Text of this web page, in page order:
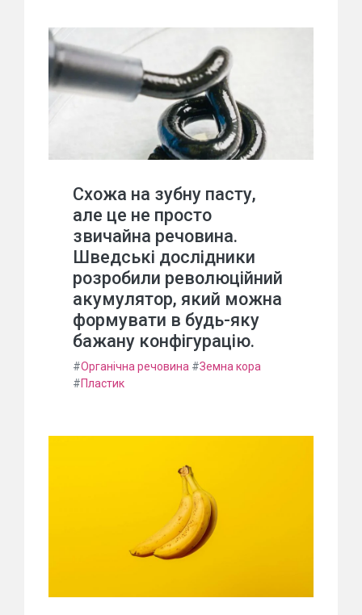
Схожа на зубну пасту,
але це не просто
звичайна речовина.
Шведські дослідники
розробили революційний
акумулятор, який можна
формувати в будь-яку
бажану конфігурацію.
#Органічна речовина #Земна кора
#Пластик